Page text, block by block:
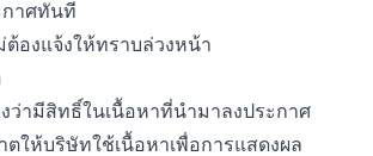
กาศทันที
องแจ้งให้ทราบล่วงหน้า
ว่ามีสิทธิ์ในเนื้อหาที่นำมาลงประกาศ
ให้บริษัทใช้เนื้อหาเพื่อการแสดงผล